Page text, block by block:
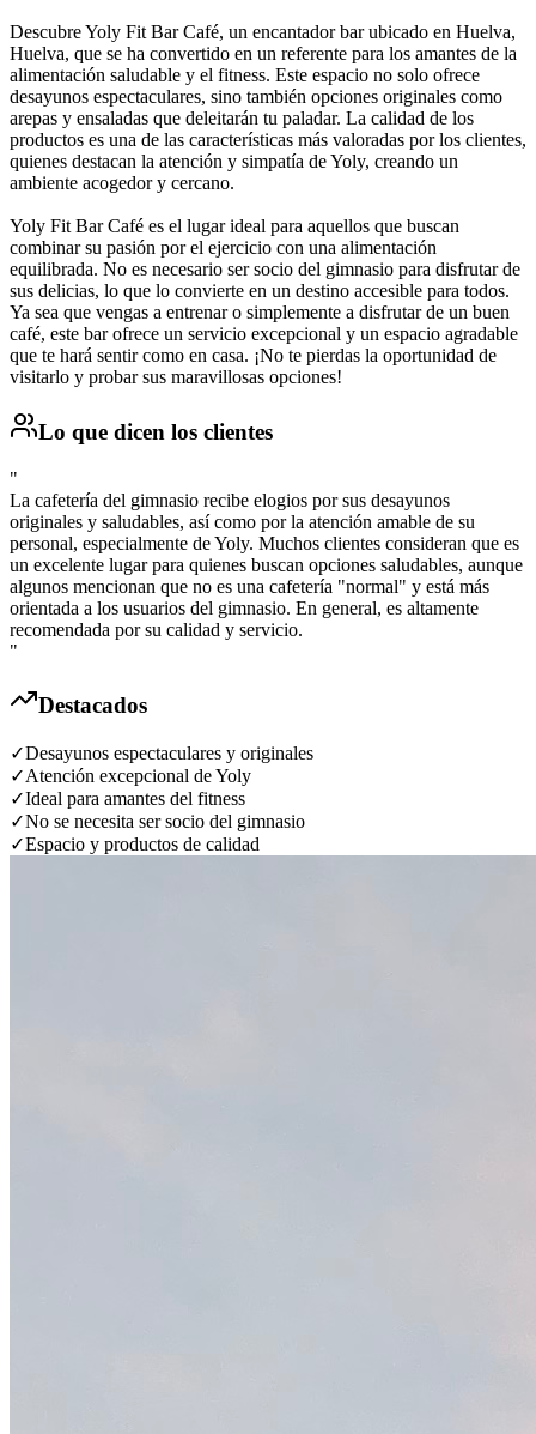
Descubre Yoly Fit Bar Café, un encantador bar ubicado en Huelva,
Huelva, que se ha convertido en un referente para los amantes de la
alimentación saludable y el fitness. Este espacio no solo ofrece
desayunos espectaculares, sino también opciones originales como
arepas y ensaladas que deleitarán tu paladar. La calidad de los
productos es una de las características más valoradas por los clientes,
quienes destacan la atención y simpatía de Yoly, creando un
ambiente acogedor y cercano.
Yoly Fit Bar Café es el lugar ideal para aquellos que buscan
combinar su pasión por el ejercicio con una alimentación
equilibrada. No es necesario ser socio del gimnasio para disfrutar de
sus delicias, lo que lo convierte en un destino accesible para todos.
Ya sea que vengas a entrenar o simplemente a disfrutar de un buen
café, este bar ofrece un servicio excepcional y un espacio agradable
que te hará sentir como en casa. ¡No te pierdas la oportunidad de
visitarlo y probar sus maravillosas opciones!
Lo que dicen los clientes
"
La cafetería del gimnasio recibe elogios por sus desayunos
originales y saludables, así como por la atención amable de su
personal, especialmente de Yoly. Muchos clientes consideran que es
un excelente lugar para quienes buscan opciones saludables, aunque
algunos mencionan que no es una cafetería "normal" y está más
orientada a los usuarios del gimnasio. En general, es altamente
recomendada por su calidad y servicio.
"
Destacados
✓Desayunos espectaculares y originales
✓Atención excepcional de Yoly
✓Ideal para amantes del fitness
✓No se necesita ser socio del gimnasio
✓Espacio y productos de calidad